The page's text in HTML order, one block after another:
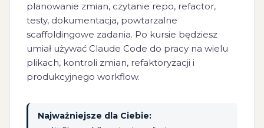
planowanie zmian, czytanie repo, refactor,
testy, dokumentacja, powtarzalne
scaffoldingowe zadania. Po kursie będziesz
umiał używać Claude Code do pracy na wielu
plikach, kontroli zmian, refaktoryzacji i
produkcyjnego workflow.
Najważniejsze dla Ciebie: